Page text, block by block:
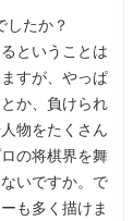
したか？
ということは
すが、やっぱ
か、負けられ
物をたくさん
の将棋界を舞
いですか。で
も多く描けま